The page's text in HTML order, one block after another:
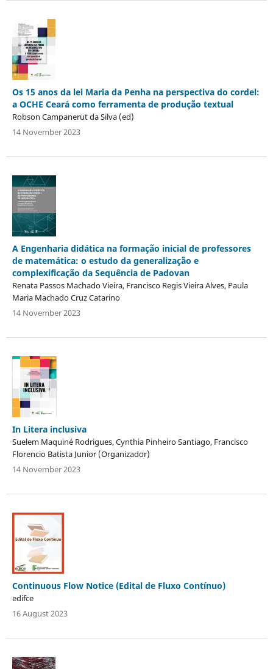
Os 15 anos da lei Maria da Penha na perspectiva do cordel:
a OCHE Ceará como ferramenta de produção textual
Robson Campanerut da Silva (ed)
14 November 2023
A Engenharia didática na formação inicial de professores
de matemática: o estudo da generalização e
complexificação da Sequência de Padovan
Renata Passos Machado Vieira, Francisco Regis Vieira Alves, Paula
Maria Machado Cruz Catarino
14 November 2023
In Litera inclusiva
Suelem Maquiné Rodrigues, Cynthia Pinheiro Santiago, Francisco
Florencio Batista Junior (Organizador)
14 November 2023
Continuous Flow Notice (Edital de Fluxo Contínuo)
edifce
16 August 2023